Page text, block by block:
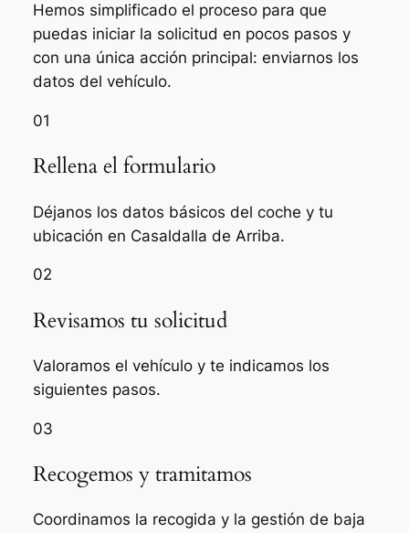
Hemos simplificado el proceso para que
puedas iniciar la solicitud en pocos pasos y
con una única acción principal: enviarnos los
datos del vehículo.
01
Rellena el formulario
Déjanos los datos básicos del coche y tu
ubicación en Casaldalla de Arriba.
02
Revisamos tu solicitud
Valoramos el vehículo y te indicamos los
siguientes pasos.
03
Recogemos y tramitamos
Coordinamos la recogida y la gestión de baja